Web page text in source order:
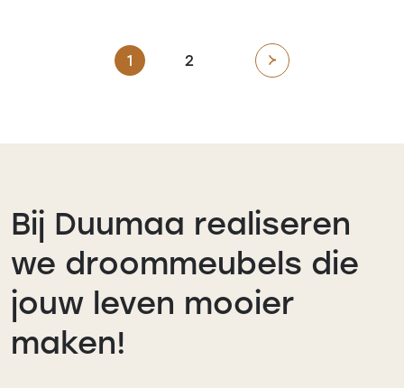
1 2
Bij Duumaa realiseren
we droommeubels die
jouw leven mooier
maken!